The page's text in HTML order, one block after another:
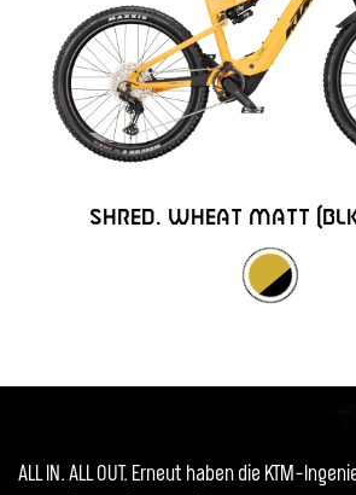
SHRED. WHEAT MATT
ALL IN. ALL OUT. Erneut haben die KTM-